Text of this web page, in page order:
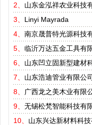
2、 山东金泓祥农业科技
3、 Linyi Mayrada
4、 南京晟普特光源科技
5、 临沂万达五金工具有
6、 山东凹立固新型建材
7、 山东浩迪管业有限公司
8、
广西龙之美木业有限
9、 无锡松梵智能科技有
10、 山东兴达新材料科技